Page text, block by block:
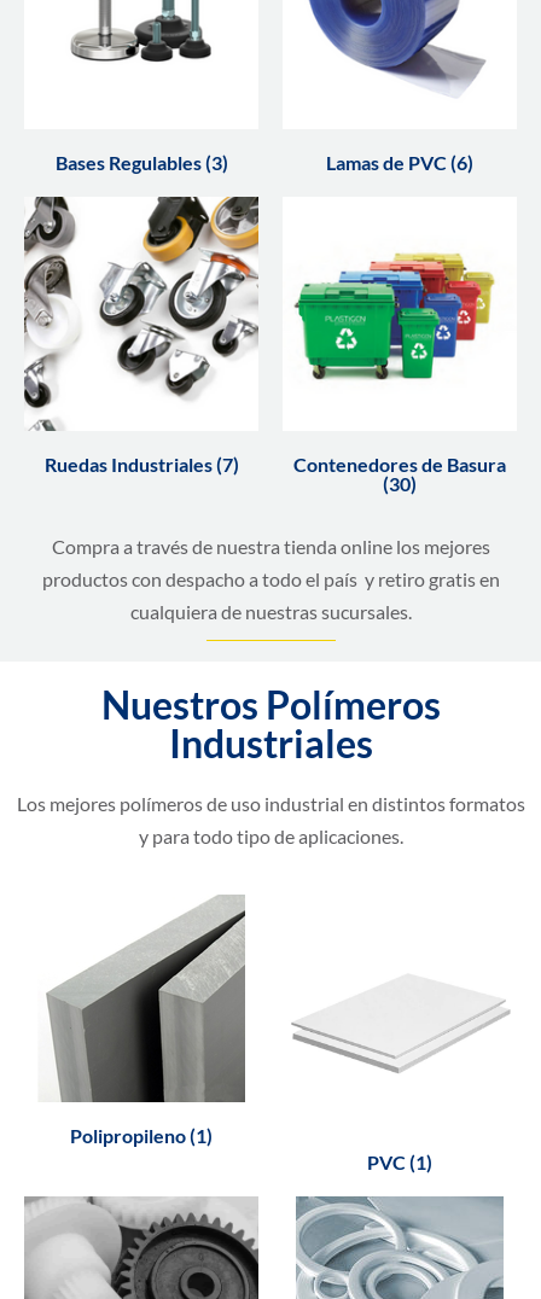
Bases Regulables (3) Lamas de PVC (6)
Ruedas Industriales (7)
Contenedores de Basura
(30)
Compra a través de nuestra tienda online los mejores
productos con despacho a todo el país y retiro gratis en
cualquiera de nuestras sucursales.
Nuestros Polímeros
Industriales
Los mejores polímeros de uso industrial en distintos formatos
y para todo tipo de aplicaciones.
Polipropileno (1)
PVC (1)